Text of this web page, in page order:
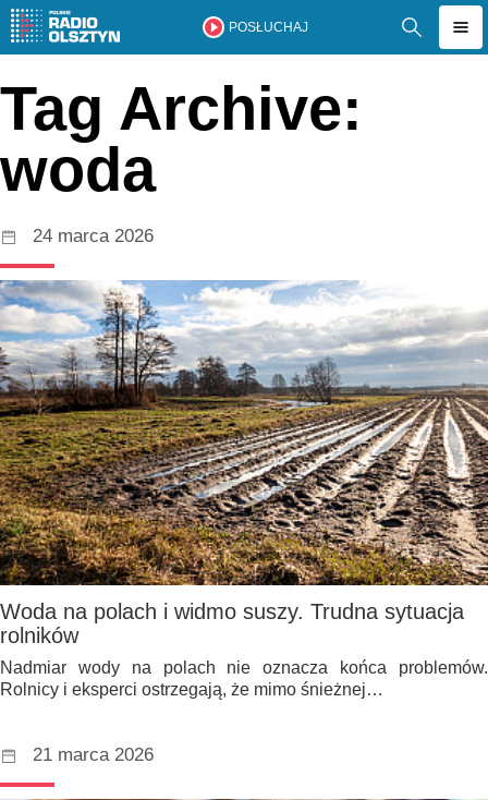
POSŁUCHAJ
Tag Archive:
woda
24 marca 2026
Woda na polach i widmo suszy. Trudna sytuacja
rolników
Nadmiar wody na polach nie oznacza końca problemów.
Rolnicy i eksperci ostrzegają, że mimo śnieżnej…
21 marca 2026